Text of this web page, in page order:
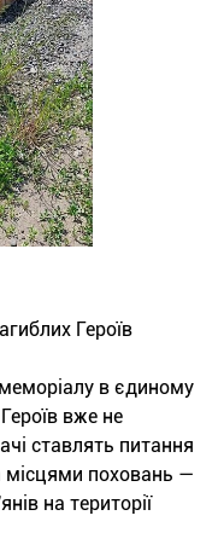
Героїв
в єдиному
вже не
ставлять питання
поховань —
на території